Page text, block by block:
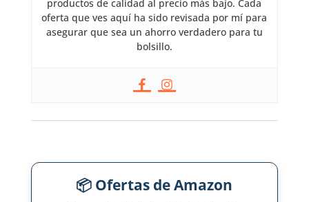
productos de calidad al precio más bajo. Cada
oferta que ves aquí ha sido revisada por mí para
asegurar que sea un ahorro verdadero para tu
bolsillo.
📦 Ofertas de Amazon